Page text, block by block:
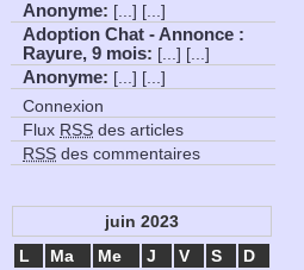
Anonyme: [...] [...]
Adoption Chat - Annonce :
Rayure, 9 mois: [...] [...]
Anonyme: [...] [...]
Connexion
Flux RSS des articles
RSS des commentaires
juin 2023
L
Ma Me J V S D